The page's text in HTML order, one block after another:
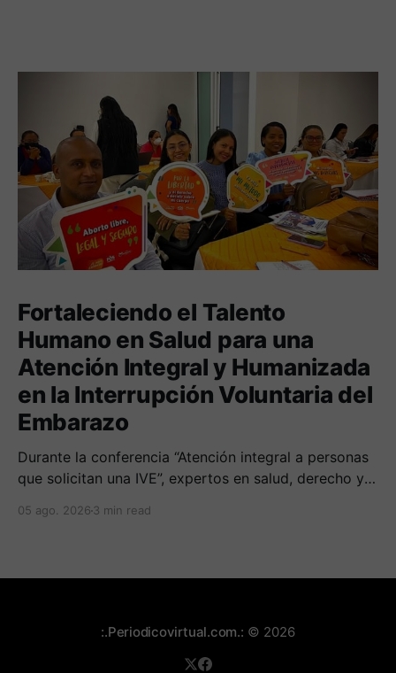
Fortaleciendo el Talento
Humano en Salud para una
Atención Integral y Humanizada
en la Interrupción Voluntaria del
Embarazo
Durante la conferencia “Atención integral a personas
que solicitan una IVE”, expertos en salud, derecho y
sobre cómo abordar esta temática desde una
05 ago. 2026 3 min read
:.Periodicovirtual.com.: © 2026